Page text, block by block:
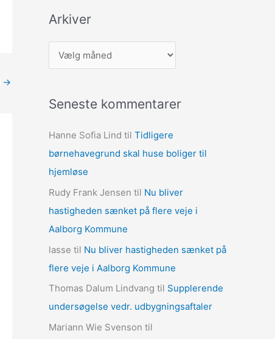
→
Arkiver
r
i
e
r
Seneste kommentarer
Hanne Sofia Lind til Tidligere
børnehavegrund skal huse boliger til
hjemløse
Rudy Frank Jensen til Nu bliver
hastigheden sænket på flere veje i
Aalborg Kommune
lasse til Nu bliver hastigheden sænket på
flere veje i Aalborg Kommune
Thomas Dalum Lindvang til Supplerende
undersøgelse vedr. udbygningsaftaler
Mariann Wie Svenson til